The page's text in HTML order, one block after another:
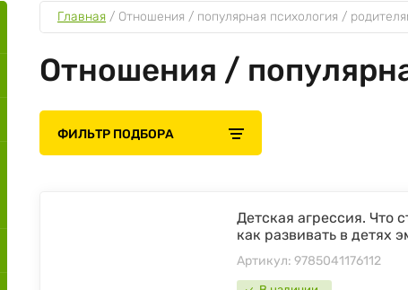
Главная / Отношения / популярная психология /
Отношения /
ФИЛЬТР ПОДБОРА
Детская агрессия. Что
как развивать в детях
Артикул: 9785041176112